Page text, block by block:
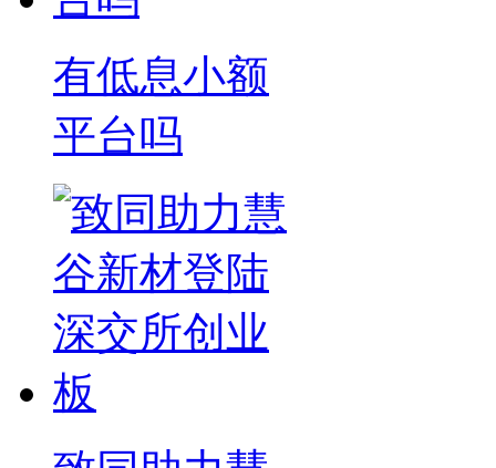
有低息小额
平台吗